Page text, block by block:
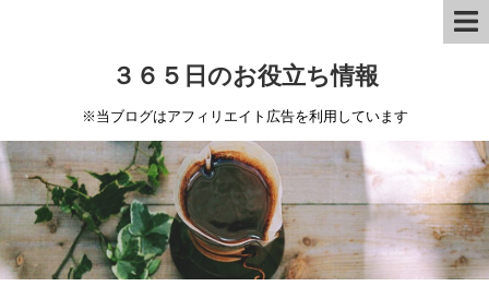
３６５日のお役立ち情報
※当ブログはアフィリエイト広告を利用しています